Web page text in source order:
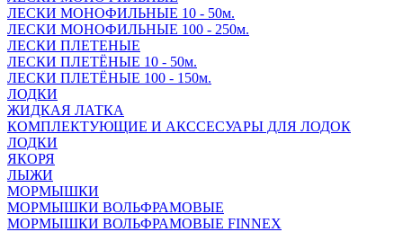
ЛЕСКИ МОНОФИЛЬНЫЕ 10 - 50м.
ЛЕСКИ МОНОФИЛЬНЫЕ 100 - 250м.
ЛЕСКИ ПЛЕТЕНЫЕ
ЛЕСКИ ПЛЕТЁНЫЕ 10 - 50м.
ЛЕСКИ ПЛЕТЁНЫЕ 100 - 150м.
ЛОДКИ
ЖИДКАЯ ЛАТКА
КОМПЛЕКТУЮЩИЕ И АКССЕСУАРЫ ДЛЯ ЛОДОК
ЛОДКИ
ЯКОРЯ
ЛЫЖИ
МОРМЫШКИ
МОРМЫШКИ ВОЛЬФРАМОВЫЕ
МОРМЫШКИ ВОЛЬФРАМОВЫЕ FINNEX